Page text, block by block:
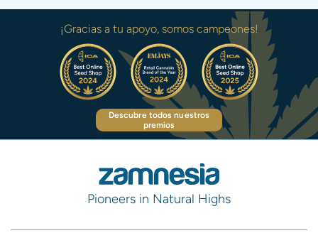
¡Gracias a tu apoyo, somos campeones!
Descubre todos nuestros
premios
Pioneers in Natural Highs